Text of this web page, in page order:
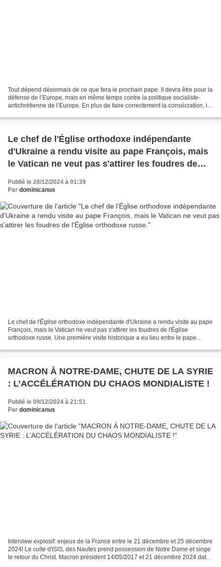
Tout dépend désormais de ce que fera le prochain pape. Il devra être pour la
défense de l’Europe, mais en même temps contre la politique socialiste-
antichrétienne de l’Europe. En plus de faire correctement la consécration, il
Le chef de l'Église orthodoxe indépendante
d'Ukraine a rendu visite au pape François, mais
le Vatican ne veut pas s'attirer les foudres de
l'Église orthodoxe russe.
Publié le 28/12/2024 à 01:39
Par dominicanus
Le chef de l'Église orthodoxe indépendante d'Ukraine a rendu visite au pape
François, mais le Vatican ne veut pas s'attirer les foudres de l'Église
orthodoxe russe. Une première visite historique a eu lieu entre le pape
MACRON À NOTRE-DAME, CHUTE DE LA SYRIE
: L’ACCÉLÉRATION DU CHAOS MONDIALISTE !
Publié le 09/12/2024 à 21:51
Par dominicanus
Interview explosif: enjeux de la France entre le 21 décembre et 25 décembre
2024! Le culte d'ISIS, des Nautes prend possession de Notre Dame et singe
le retour du Christ. Macron président 14/05/2017 et 21 décembre 2024 date